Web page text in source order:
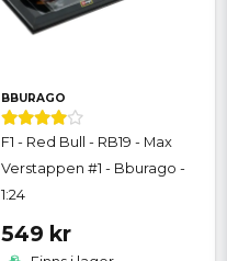
BBURAGO
F1 - Red Bull - RB19 - Max
Verstappen #1 - Bburago -
1:24
549 kr